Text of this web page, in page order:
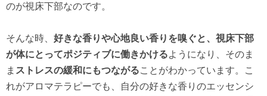
のが視床下部なのです。
そんな時、 好きな香りや心地良い香りを嗅ぐと、視床下部
が体にとってポジティブに働きかけるようになり、そのま
ま ストレスの緩和にもつながることがわかっています。こ
れがアロマテラピーでも、自分の好きな香りのエッセンシ